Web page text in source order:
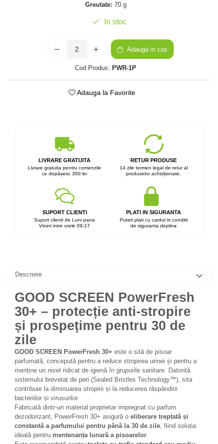
Greutate: 70 g
In stoc
Adauga in cos
Cod Produs: PWR-1P
Adauga la Favorite
LIVRARE GRATUITA
Livrare gratuita pentru comenzile
ce depășesc 300 lei
RETUR PRODUSE
14 zile termen legal de retur al
produselor achiziționate.
SUPORT CLIENTI
Suport clienti de Luni pana
Vineri intre orele 09-17
PLATI IN SIGURANTA
Puteti plati cu cardul in conditii
de siguranta deplina
Descriere
GOOD SCREEN PowerFresh
30+ – protecție anti-stropire
și prospețime pentru 30 de
zile
GOOD SCREEN PowerFresh 30+ este o sită de pisoar
parfumată, concepută pentru a reduce stropirea urinei și pentru a
menține un nivel ridicat de igienă în grupurile sanitare. Datorită
sistemului brevetat de peri (Sealed Bristles Technology™), sita
contribuie la diminuarea stropirii și la reducerea răspândirii
bacteriilor și virusurilor.
Fabricată dintr-un material proprietar impregnat cu parfum
dezodorizant, PowerFresh 30+ asigură o eliberare treptată și
constantă a parfumului pentru până la 30 de zile , fiind soluția
ideală pentru mentenanța lunară a pisoarelor